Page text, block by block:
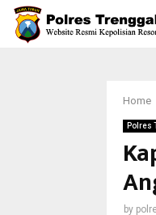
Home
Polres
by